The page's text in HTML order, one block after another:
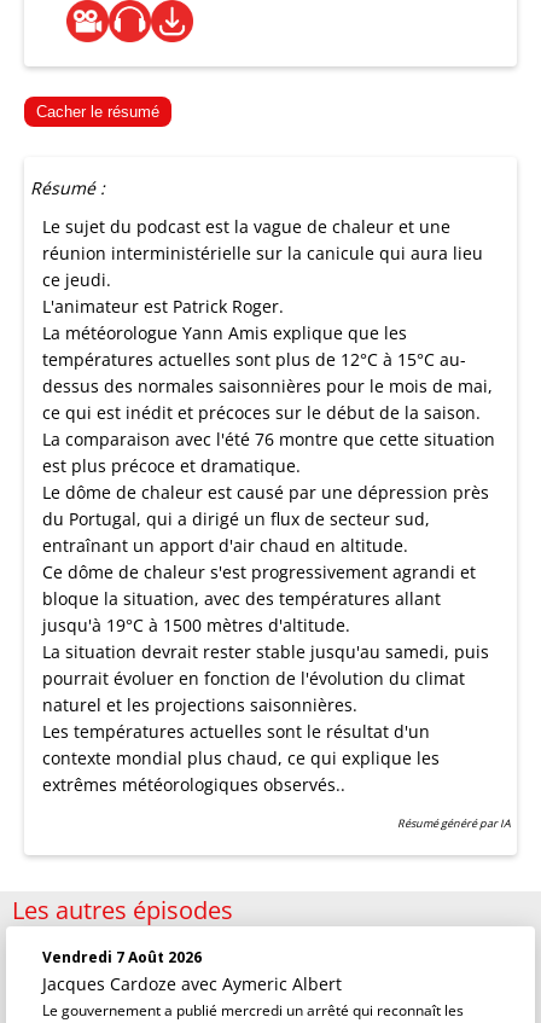
Cacher le résumé
Résumé :
Le sujet du podcast est la vague de chaleur et une
réunion interministérielle sur la canicule qui aura lieu
ce jeudi.
L'animateur est Patrick Roger.
La météorologue Yann Amis explique que les
températures actuelles sont plus de 12°C à 15°C au-
dessus des normales saisonnières pour le mois de mai,
ce qui est inédit et précoces sur le début de la saison.
La comparaison avec l'été 76 montre que cette situation
est plus précoce et dramatique.
Le dôme de chaleur est causé par une dépression près
du Portugal, qui a dirigé un flux de secteur sud,
entraînant un apport d'air chaud en altitude.
Ce dôme de chaleur s'est progressivement agrandi et
bloque la situation, avec des températures allant
jusqu'à 19°C à 1500 mètres d'altitude.
La situation devrait rester stable jusqu'au samedi, puis
pourrait évoluer en fonction de l'évolution du climat
naturel et les projections saisonnières.
Les températures actuelles sont le résultat d'un
contexte mondial plus chaud, ce qui explique les
extrêmes météorologiques observés..
Résumé généré par IA
Les autres épisodes
Vendredi 7 Août 2026
Jacques Cardoze avec Aymeric Albert
Le gouvernement a publié mercredi un arrêté qui reconnaît les